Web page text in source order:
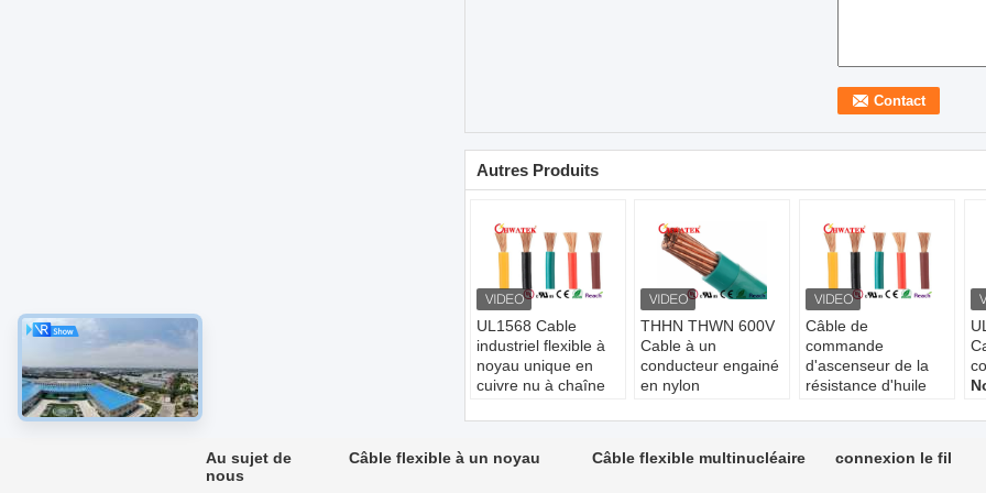
Autres Produits
UL1568 Cable
industriel flexible à
noyau unique en
cuivre nu à chaîne
PVC
Cuivre nu toronné
THHN THWN 600V
Cable à un
conducteur engainé
en nylon
THHN, THWN
600V
Câble de
commande
d'ascenseur de la
résistance d'huile
Nom de produit:
tension évaluée:
Au sujet de
nous
Câble flexible à un noyau Câble flexible multinucléaire connexion le fil